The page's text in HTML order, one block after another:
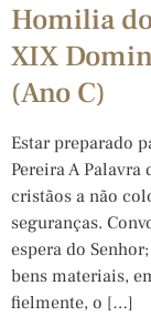
Homilia
XIX
(Ano C)
Estar preparado
Pereira A
cristãos a não
seguranças.
espera do
bens materiais,
fielmente, o […]